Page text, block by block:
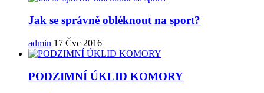
Jak se správně obléknout na sport?
admin 17 Čvc 2016
PODZIMNÍ ÚKLID KOMORY